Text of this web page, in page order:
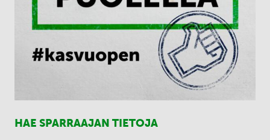
HAE SPARRAAJAN TIETOJA